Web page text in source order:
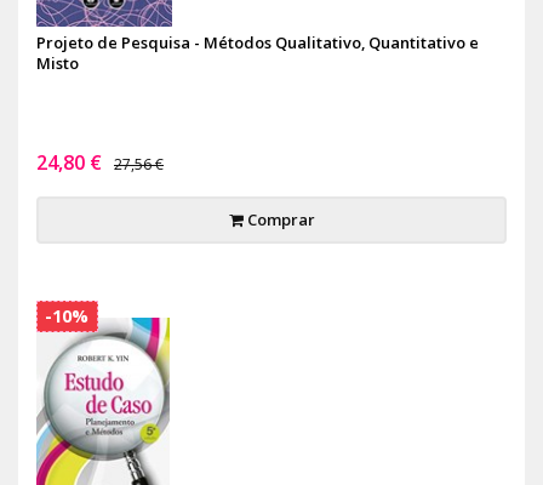
Projeto de Pesquisa - Métodos Qualitativo, Quantitativo e
Misto
24,80 € 27,56 €
Comprar
-10%